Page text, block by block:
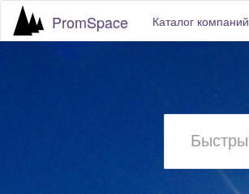
PromSpace Каталог компаний